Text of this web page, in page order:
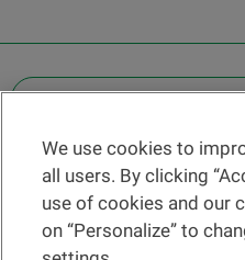
Find
Help
We use cookies to
all users. By clicking
use of cookies and our
on “Personalize” to